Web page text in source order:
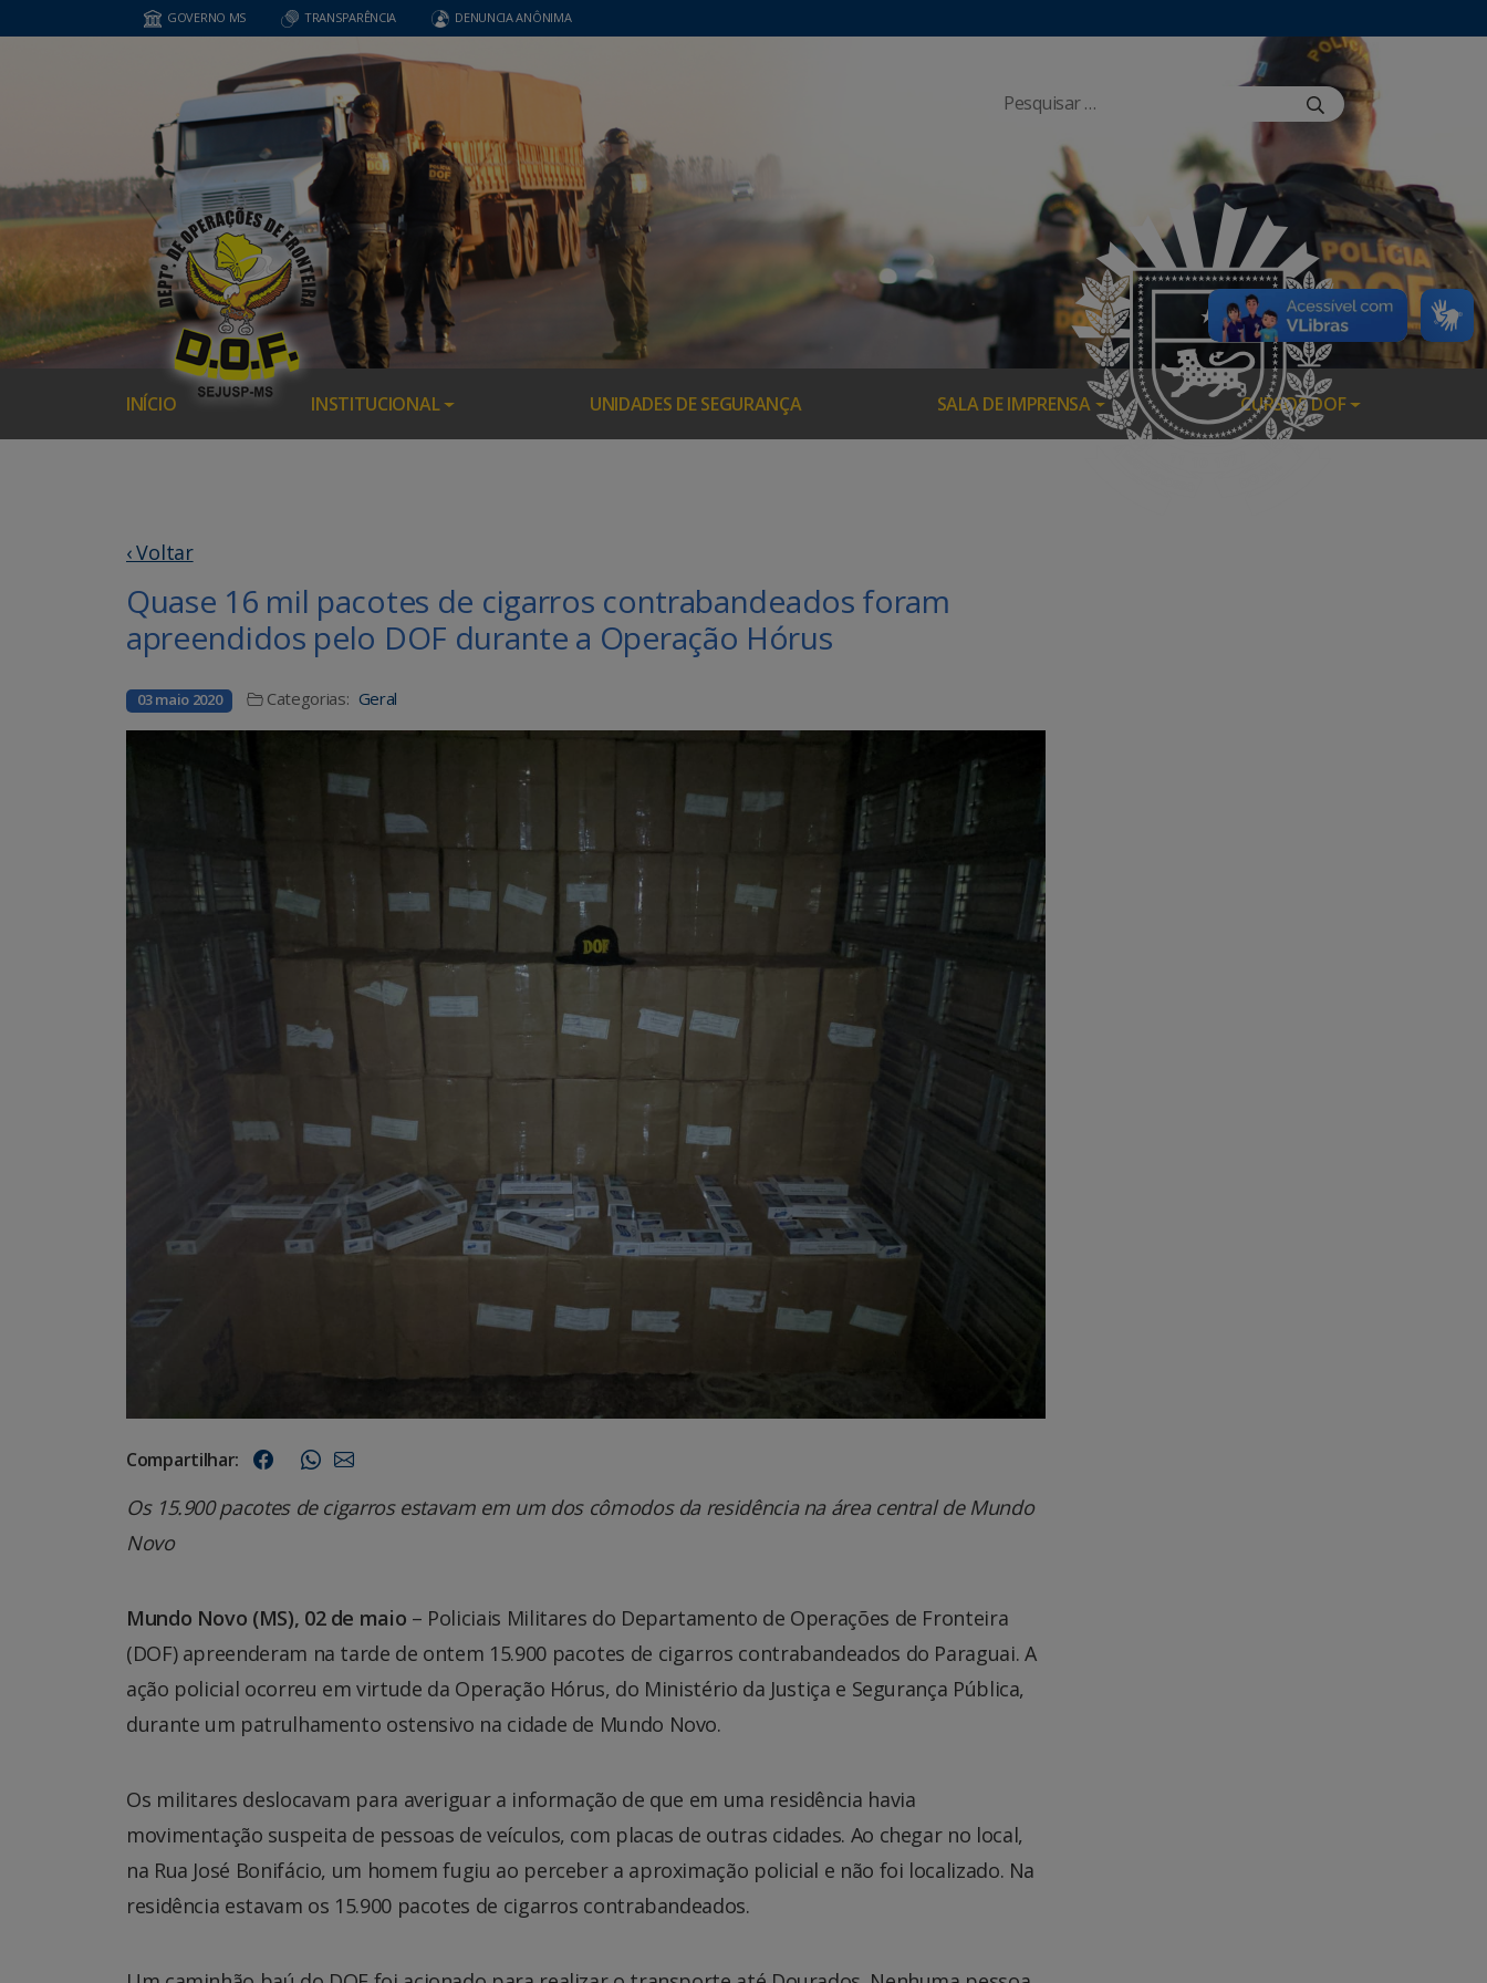
GOVERNO MS TRANSPARÊNCIA DENUNCIA ANÔNIMA
INÍCIO INSTITUCIONAL UNIDADES DE SEGURANÇA SALA DE IMPRENSA CURSOS DOF
‹ Voltar
Quase 16 mil pacotes de cigarros contrabandeados foram
apreendidos pelo DOF durante a Operação Hórus
03 maio 2020 Categorias: Geral
Compartilhar:
Os 15.900 pacotes de cigarros estavam em um dos cômodos da residência na área central de Mundo
Novo
Mundo Novo (MS), 02 de maio – Policiais Militares do Departamento de Operações de Fronteira
(DOF) apreenderam na tarde de ontem 15.900 pacotes de cigarros contrabandeados do Paraguai. A
ação policial ocorreu em virtude da Operação Hórus, do Ministério da Justiça e Segurança Pública,
durante um patrulhamento ostensivo na cidade de Mundo Novo.
Os militares deslocavam para averiguar a informação de que em uma residência havia
movimentação suspeita de pessoas de veículos, com placas de outras cidades. Ao chegar no local,
na Rua José Bonifácio, um homem fugiu ao perceber a aproximação policial e não foi localizado. Na
residência estavam os 15.900 pacotes de cigarros contrabandeados.